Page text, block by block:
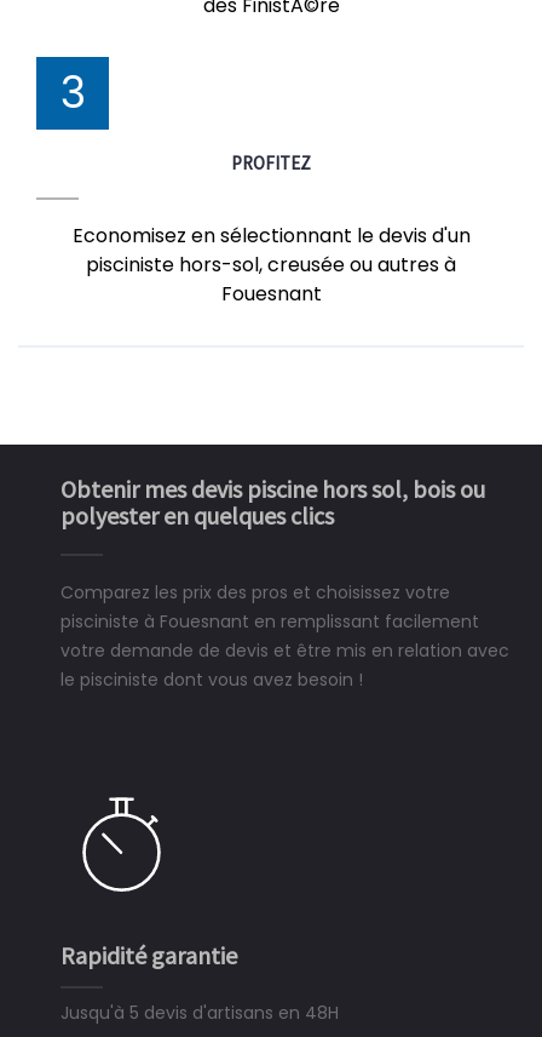
3
PROFITEZ
Economisez en sélectionnant le devis d'un
pisciniste hors-sol, creusée ou autres à
Fouesnant
Obtenir mes devis piscine hors sol, bois ou
polyester en quelques clics
Comparez les prix des pros et choisissez votre
pisciniste à Fouesnant en remplissant facilement
votre demande de devis et être mis en relation avec
le pisciniste dont vous avez besoin !
Rapidité garantie
Jusqu'à 5 devis d'artisans en 48H